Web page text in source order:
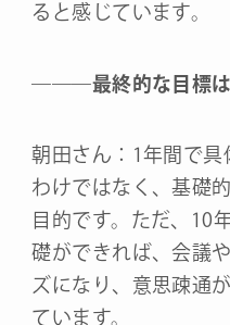
ると感じています。
―――最終的な目標
朝田さん：1年間で具
わけではなく、基礎
目的です。ただ、10
礎ができれば、会議
ズになり、意思疎通
ています。